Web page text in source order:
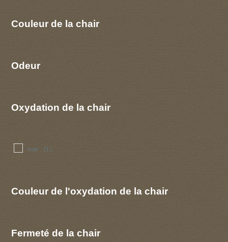
Couleur de la chair
Odeur
Oxydation de la chair
non (1)
Couleur de l'oxydation de la chair
Fermeté de la chair